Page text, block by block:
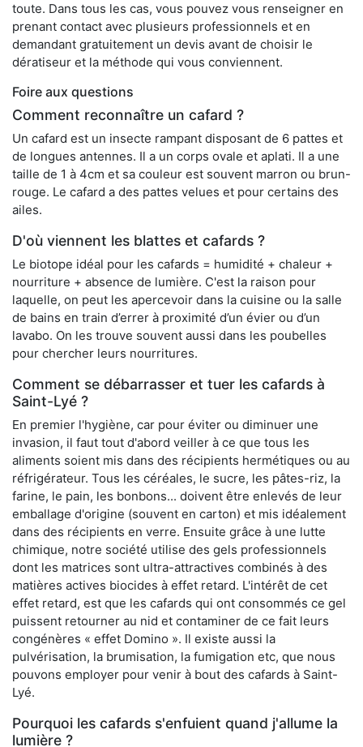
toute. Dans tous les cas, vous pouvez vous renseigner en
prenant contact avec plusieurs professionnels et en
demandant gratuitement un devis avant de choisir le
dératiseur et la méthode qui vous conviennent.
Foire aux questions
Comment reconnaître un cafard ?
Un cafard est un insecte rampant disposant de 6 pattes et
de longues antennes. Il a un corps ovale et aplati. Il a une
taille de 1 à 4cm et sa couleur est souvent marron ou brun-
rouge. Le cafard a des pattes velues et pour certains des
ailes.
D'où viennent les blattes et cafards ?
Le biotope idéal pour les cafards = humidité + chaleur +
nourriture + absence de lumière. C'est la raison pour
laquelle, on peut les apercevoir dans la cuisine ou la salle
de bains en train d’errer à proximité d’un évier ou d’un
lavabo. On les trouve souvent aussi dans les poubelles
pour chercher leurs nourritures.
Comment se débarrasser et tuer les cafards à
Saint-Lyé ?
En premier l'hygiène, car pour éviter ou diminuer une
invasion, il faut tout d'abord veiller à ce que tous les
aliments soient mis dans des récipients hermétiques ou au
réfrigérateur. Tous les céréales, le sucre, les pâtes-riz, la
farine, le pain, les bonbons... doivent être enlevés de leur
emballage d'origine (souvent en carton) et mis idéalement
dans des récipients en verre. Ensuite grâce à une lutte
chimique, notre société utilise des gels professionnels
dont les matrices sont ultra-attractives combinés à des
matières actives biocides à effet retard. L'intérêt de cet
effet retard, est que les cafards qui ont consommés ce gel
puissent retourner au nid et contaminer de ce fait leurs
congénères « effet Domino ». Il existe aussi la
pulvérisation, la brumisation, la fumigation etc, que nous
pouvons employer pour venir à bout des cafards à Saint-
Lyé.
Pourquoi les cafards s'enfuient quand j'allume la
lumière ?